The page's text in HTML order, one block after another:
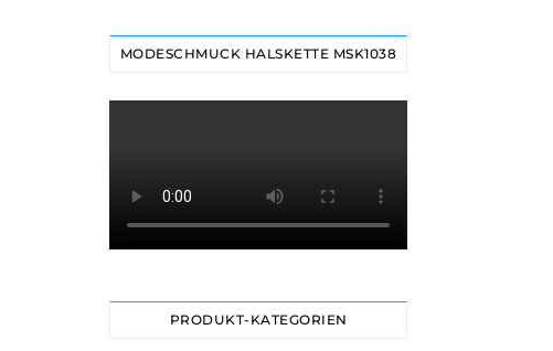
MODESCHMUCK HALSKETTE MSK1038
PRODUKT-KATEGORIEN